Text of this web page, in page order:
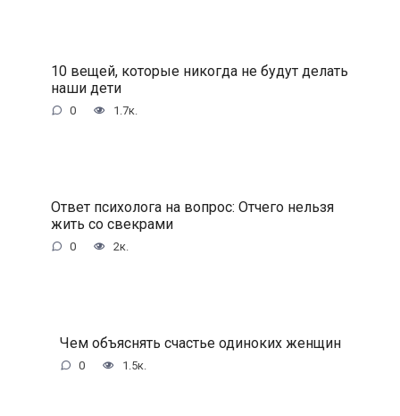
10 вещей, которые никогда не будут делать
наши дети
0 1.7к.
Ответ психолога на вопрос: Отчего нельзя
жить со свекрами
0 2к.
Чем объяснять счастье одиноких женщин
0 1.5к.